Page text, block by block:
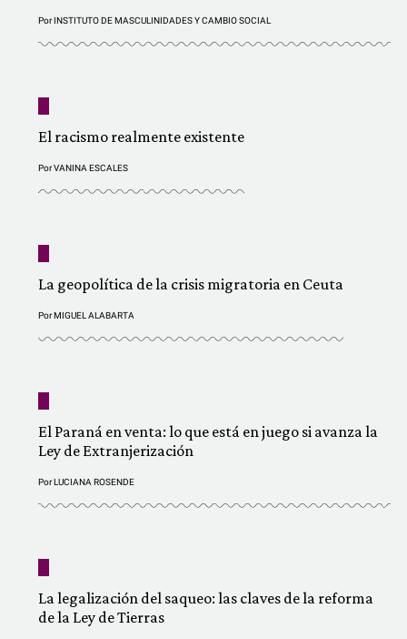
PorINSTITUTO DE MASCULINIDADES Y CAMBIO SOCIAL
El racismo realmente existente
PorVANINA ESCALES
La geopolítica de la crisis migratoria en Ceuta
PorMIGUEL ALABARTA
El Paraná en venta: lo que está en juego si avanza la
Ley de Extranjerización
PorLUCIANA ROSENDE
La legalización del saqueo: las claves de la reforma
de la Ley de Tierras